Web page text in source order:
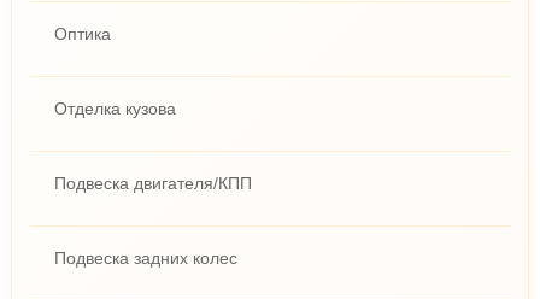
Оптика
Отделка кузова
Подвеска двигателя/КПП
Подвеска задних колес